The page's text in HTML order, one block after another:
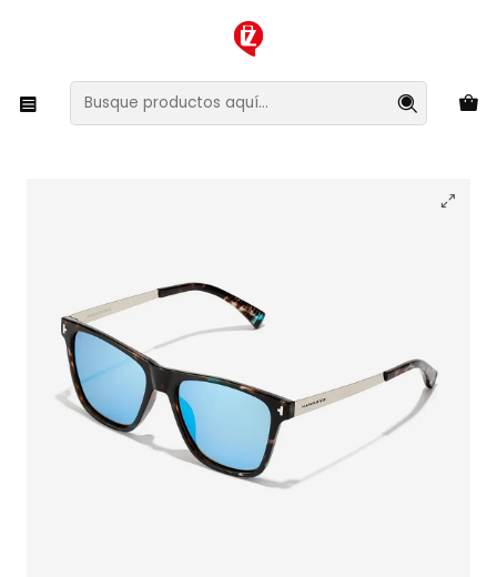
XMAS SALE ¡Compra antes de que la oferta termine!
Lentes y Accesorios Lentes de Sol
Lentes de Sol Polarizado Hawkers One Ls Metal
HOLM23CLTP